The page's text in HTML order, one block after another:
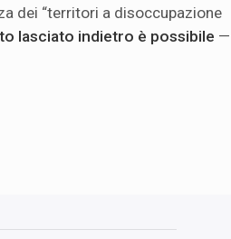
dei “territori a disoccupazione
lasciato indietro è possibile —